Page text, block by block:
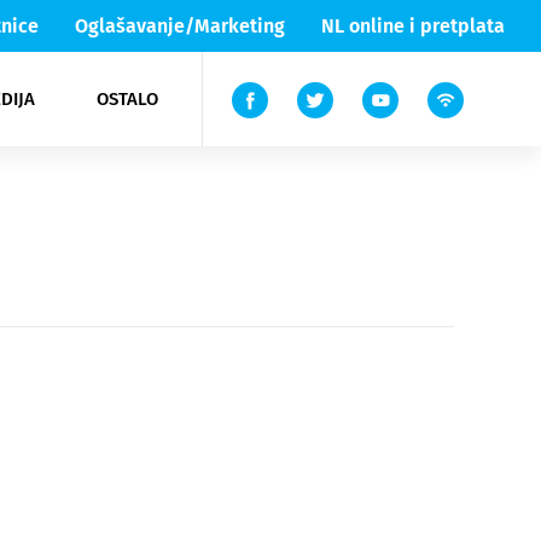
Oglašavanje/Marketing NL online i pretplata
OSTALO
Lika & Senj
TV